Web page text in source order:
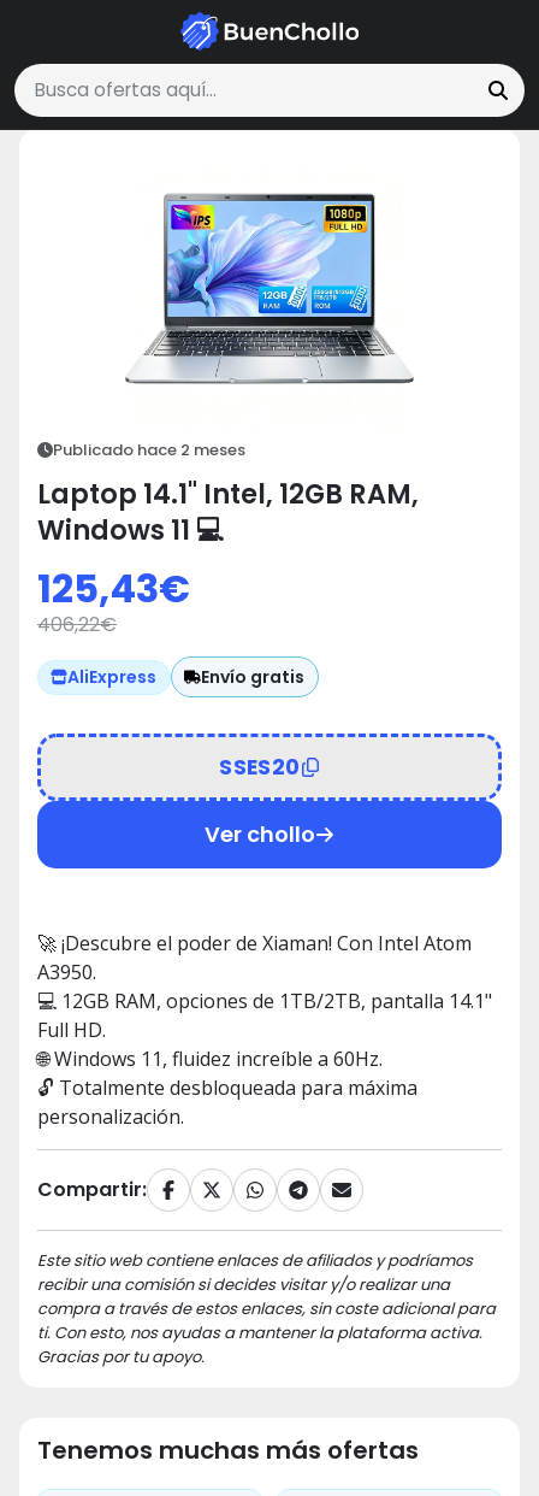
Buscar ofertas
Tecnología y Electrónica Laptop 14.1" Intel, 12GB RAM, Windows
Publicado hace 2 meses
Laptop 14.1" Intel, 12GB RAM,
Windows 11 💻
125,43€
406,22€
AliExpress Envío gratis
SSES20
Ver chollo
🚀 ¡Descubre el poder de Xiaman! Con Intel Atom
A3950.
💻 12GB RAM, opciones de 1TB/2TB, pantalla 14.1"
Full HD.
🌐 Windows 11, fluidez increíble a 60Hz.
🔓 Totalmente desbloqueada para máxima
personalización.
Compartir:
Este sitio web contiene enlaces de afiliados y podríamos
recibir una comisión si decides visitar y/o realizar una
compra a través de estos enlaces, sin coste adicional para
ti. Con esto, nos ayudas a mantener la plataforma activa.
Gracias por tu apoyo.
Tenemos muchas más ofertas